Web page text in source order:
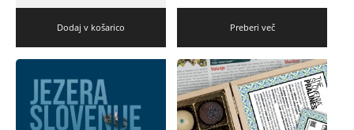
Dodaj v košarico Preberi več